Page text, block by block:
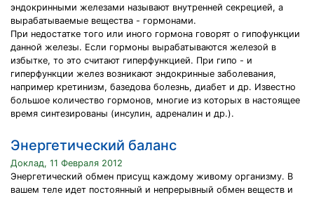
эндокринными железами называют внутренней секрецией, а
вырабатываемые вещества - гормонами.
При недостатке того или иного гормона говорят о гипофункции
данной железы. Если гормоны вырабатываются железой в
избытке, то это считают гиперфункцией. При гипо - и
гиперфункции желез возникают эндокринные заболевания,
например кретинизм, базедова болезнь, диабет и др. Известно
большое количество гормонов, многие из которых в настоящее
время синтезированы (инсулин, адреналин и др.).
Энергетический баланс
Доклад, 11 Февраля 2012
Энергетический обмен присущ каждому живому организму. В
вашем теле идет постоянный и непрерывный обмен веществ и